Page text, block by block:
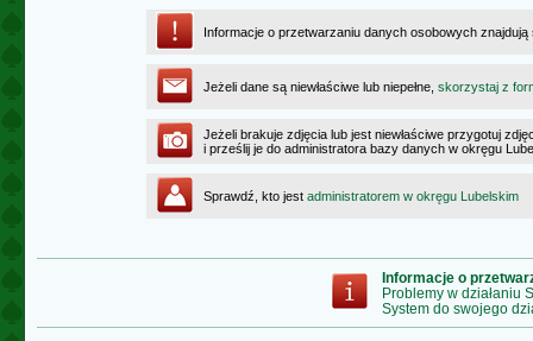
Informacje o przetwarzaniu danych osobowych
Jeżeli dane są niewłaściwe lub niepełne, skorzystaj z
Jeżeli brakuje zdjęcia lub jest niewłaściwe przygotuj
i prześlij je do administratora bazy danych w okręgu
Sprawdź, kto jest administratorem w okręgu Lubelskim
Informacje o
Problemy w działaniu
System do swojego